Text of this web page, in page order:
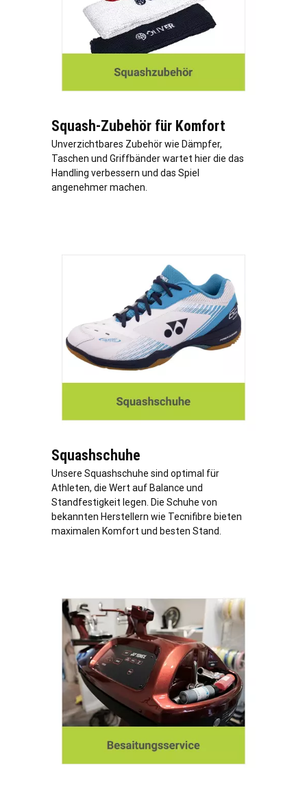
Squash-Zubehör für Komfort
Unverzichtbares Zubehör wie Dämpfer,
Taschen und Griffbänder wartet hier die das
Handling verbessern und das Spiel
angenehmer machen.
Squashschuhe
Unsere Squashschuhe sind optimal für
Athleten, die Wert auf Balance und
Standfestigkeit legen. Die Schuhe von
bekannten Herstellern wie Tecnifibre bieten
maximalen Komfort und besten Stand.